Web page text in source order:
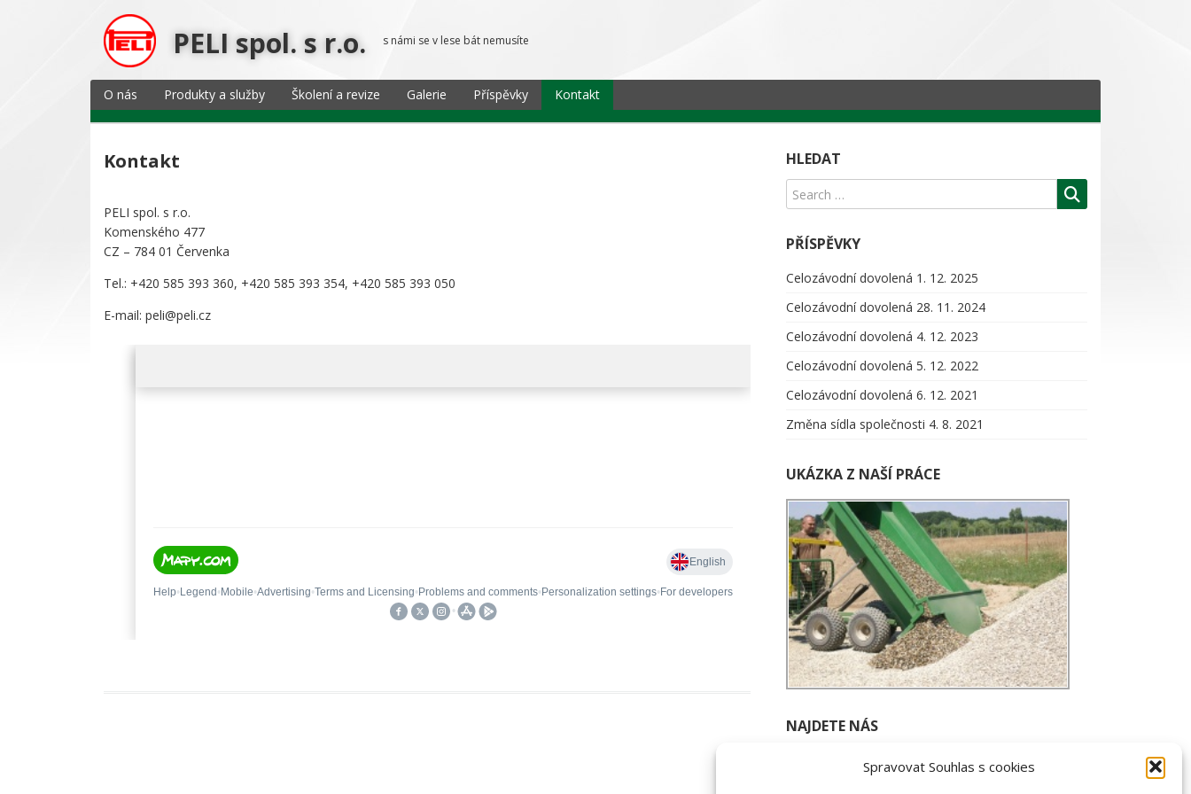
Spravovat Souhlas s cookies
PELI spol. s r.o. s námi se v lese bát nemusíte
O nás Produkty a služby Školení a revize Galerie Příspěvky Kontakt
Kontakt
PELI spol. s r.o.
Komenského 477
CZ – 784 01 Červenka
Tel.: +420 585 393 360, +420 585 393 354, +420 585 393 050
E-mail: peli@peli.cz
HLEDAT
PŘÍSPĚVKY
Celozávodní dovolená 1. 12. 2025
Celozávodní dovolená 28. 11. 2024
Celozávodní dovolená 4. 12. 2023
Celozávodní dovolená 5. 12. 2022
Celozávodní dovolená 6. 12. 2021
Změna sídla společnosti 4. 8. 2021
UKÁZKA Z NAŠÍ PRÁCE
NAJDETE NÁS
Komenského 477